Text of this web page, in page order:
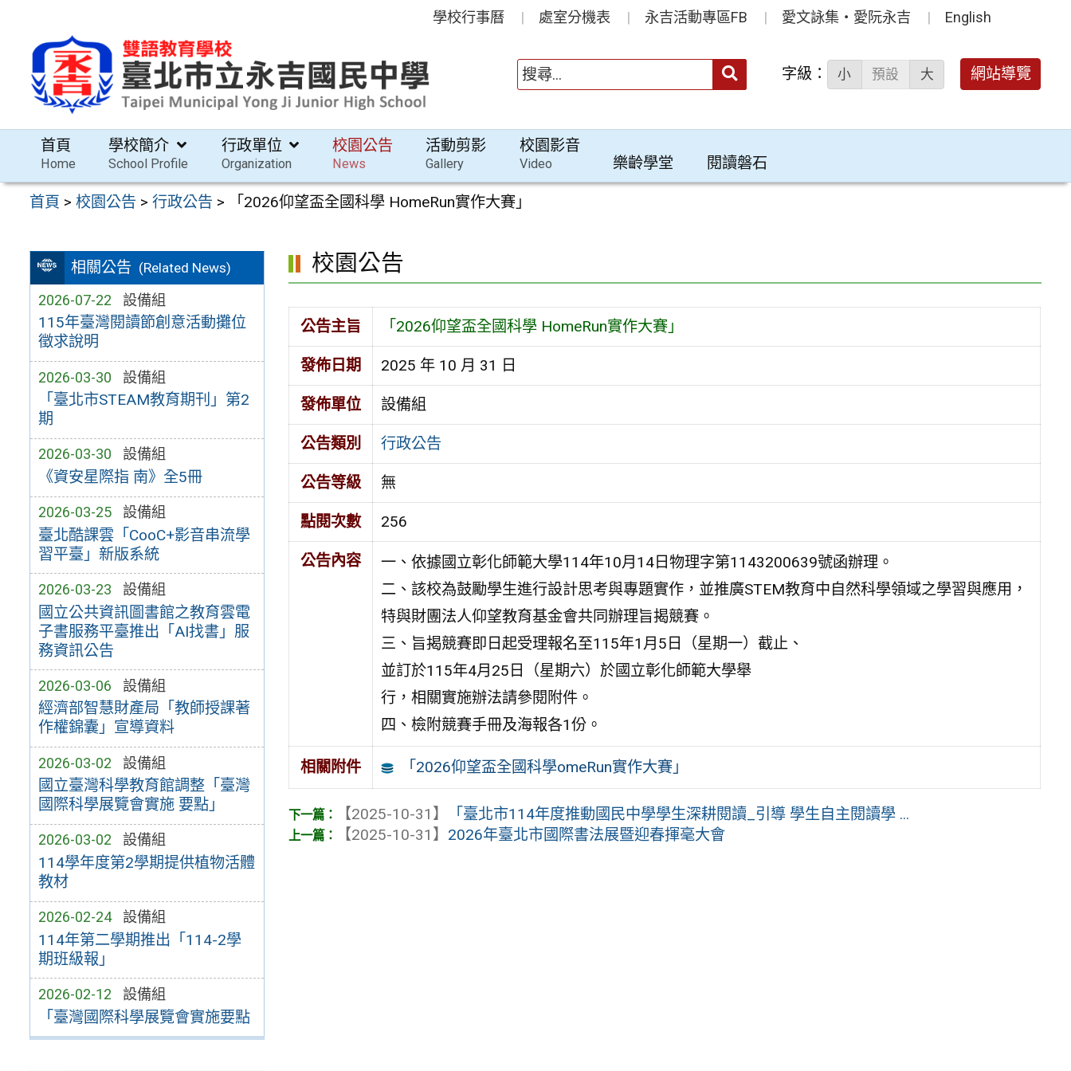
容
學校行事曆 處室分機表 永吉活動專區FB 愛文詠集‧愛阮永吉 English
送出 字級： 小 預設 大 網站導覽
首頁
Home
學校簡介
School Profile
行政單位
Organization
校園公告
News
活動剪影
Gallery
校園影音
Video 樂齡學堂 閱讀磐石
首頁 >校園公告 >行政公告 > 「2026仰望盃全國科學 HomeRun實作大賽」
相關公告 (Related News)
2026-07-22 設備組
115年臺灣閱讀節創意活動攤位
徵求說明
2026-03-30 設備組
「臺北市STEAM教育期刊」第2
期
2026-03-30 設備組
《資安星際指 南》全5冊
2026-03-25 設備組
臺北酷課雲「CooC+影音串流學
習平臺」新版系統
2026-03-23 設備組
國立公共資訊圖書館之教育雲電
子書服務平臺推出「AI找書」服
務資訊公告
2026-03-06 設備組
經濟部智慧財產局「教師授課著
作權錦囊」宣導資料
2026-03-02 設備組
國立臺灣科學教育館調整「臺灣
國際科學展覽會實施 要點」
2026-03-02 設備組
114學年度第2學期提供植物活體
教材
2026-02-24 設備組
114年第二學期推出「114-2學
期班級報」
2026-02-12 設備組
「臺灣國際科學展覽會實施要點
校園公告
公告主旨 「2026仰望盃全國科學 HomeRun實作大賽」
發佈日期 2025 年 10 月 31 日
發佈單位 設備組
公告類別 行政公告
公告等級 無
點閱次數 256
公告內容
一、依據國立彰化師範大學114年10月14日物理字第1143200639號函辦理。
二、該校為鼓勵學生進行設計思考與專題實作，並推廣STEM教育中自然科學領域之學習與應用，
特與財團法人仰望教育基金會共同辦理旨揭競賽。
三、旨揭競賽即日起受理報名至115年1月5日（星期一）截止、
並訂於115年4月25日（星期六）於國立彰化師範大學舉
行，相關實施辦法請參閱附件。
四、檢附競賽手冊及海報各1份。
相關附件 「2026仰望盃全國科學omeRun實作大賽」
【2025-10-31】
「臺北市114年度推動國民中學學生深耕閱讀_引導 學生自主閱讀學 ...
【2025-10-31】 2026年臺北市國際書法展暨迎春揮毫大會